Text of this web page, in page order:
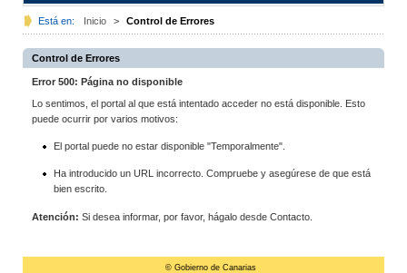
Está en: Inicio > Control de Errores
Control de Errores
Error 500: Página no disponible
Lo sentimos, el portal al que está intentado acceder no está disponible. Esto
puede ocurrir por varios motivos:
El portal puede no estar disponible "Temporalmente".
Ha introducido un URL incorrecto. Compruebe y asegúrese de que está
bien escrito.
Atención: Si desea informar, por favor, hágalo desde Contacto.
© Gobierno de Canarias